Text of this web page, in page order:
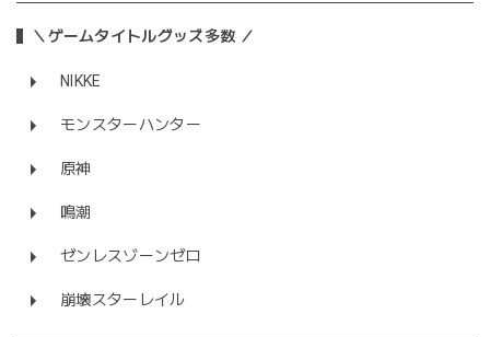
＼ゲームタイトルグッズ多数 ／
NIKKE
モンスターハンター
原神
鳴潮
ゼンレスゾーンゼロ
崩壊スターレイル